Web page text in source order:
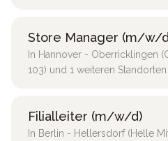
Store Manager (m/w/
In Hannover - Oberricklingen
103) und 1 weiteren Standorten
Filialleiter (m/w/d)
In Berlin - Hellersdorf (Helle